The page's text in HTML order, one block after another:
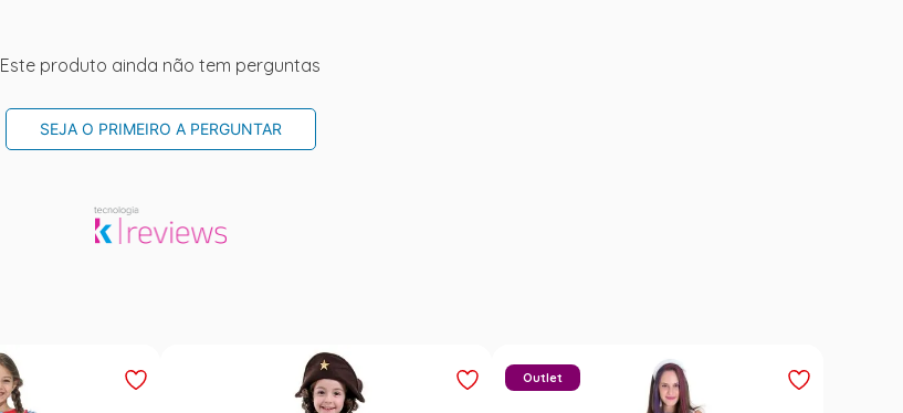
Este produto ainda não tem perguntas
SEJA O PRIMEIRO A PERGUNTAR
Outlet